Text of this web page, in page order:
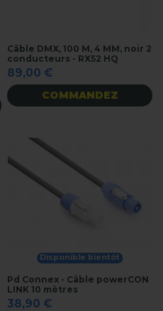
Câble DMX, 100 M, 4 MM, noir 2
conducteurs - RX52 HQ
89,00 €
COMMANDEZ
Disponible bientôt
Pd Connex - Câble powerCON
LINK 10 mètres
38,90 €